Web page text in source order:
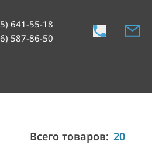
641-55-18
587-86-50
Всего товаров: 20